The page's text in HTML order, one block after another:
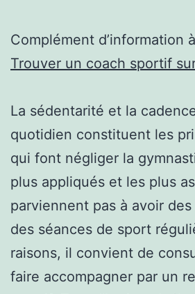
Complément d’information
Trouver un coach sportif
La sédentarité et la
quotidien constituent les
qui font négliger la
plus appliqués et les plus
parviennent pas à avoir
des séances de sport
raisons, il convient de
faire accompagner par un